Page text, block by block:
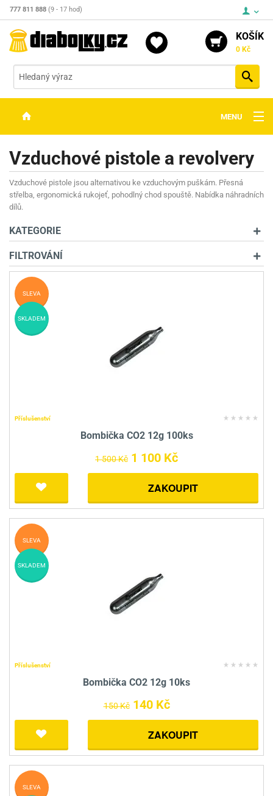
777 811 888 (9 - 17 hod)
KOŠÍK
0 Kč
MENU
OPTIKA
STŘELIVO
DETEKTORY KOVŮ
KONTAKTY
Vzduchové pistole a revolvery
Vzduchové pistole jsou alternativou ke vzduchovým puškám. Přesná
střelba, ergonomická rukojeť, pohodlný chod spouště. Nabídka náhradních
dílů.
KATEGORIE
FILTROVÁNÍ
Příslušenství
Bombička CO2 12g 100ks
1 500 Kč 1 100 Kč
ZAKOUPIT
SLEVA
SKLADEM
Příslušenství
Bombička CO2 12g 10ks
150 Kč 140 Kč
ZAKOUPIT
SLEVA
SKLADEM
SLEVA